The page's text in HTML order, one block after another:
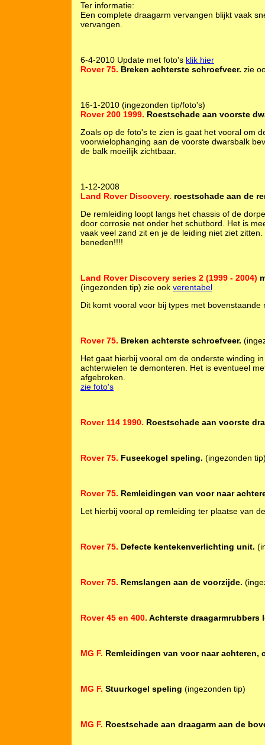
Ter informatie:
Een complete draagarm vervangen blijkt vaak
vervangen.
6-4-2010 Update met foto's klik hier
Rover 75. Breken achterste schroefveer. zie
16-1-2010 (ingezonden tip/foto's)
Rover 200 1999. Roestschade aan voorste
Zoals op de foto's te zien is gaat het vooral om
voorwielophanging aan de voorste dwarsbalk
de balk moeilijk zichtbaar.
1-12-2008
Land Rover Discovery. roestschade aan de
De remleiding loopt langs het chassis of de
door corrosie net onder het schutbord. Het is
vaak veel zand zit en je de leiding niet ziet
beneden!!!!
Land Rover Discovery series 2 (1999 - 2004)
(ingezonden tip) zie ook verentabel
Dit komt vooral voor bij types met bovenstaande
Rover 75. Breken achterste schroefveer.
Het gaat hierbij vooral om de onderste winding
achterwielen te demonteren. Het is eventueel
afgebroken.
zie foto's
Rover 114 1990. Roestschade aan voorste
Rover 75. Fuseekogel speling. (ingezonden
Rover 75. Remleidingen van voor naar
Let hierbij vooral op remleiding ter plaatse van
Rover 75. Defecte kentekenverlichting unit.
Rover 75. Remslangen aan de voorzijde.
Rover 45 en 400. Achterste draagarmrubbers
MG F. Remleidingen van voor naar achteren,
MG F. Stuurkogel speling (ingezonden tip)
MG F. Roestschade aan draagarm aan de